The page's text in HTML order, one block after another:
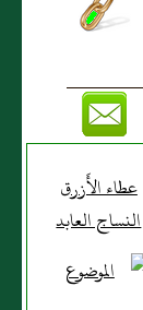
عطاء الأَزرق
النساج العابد